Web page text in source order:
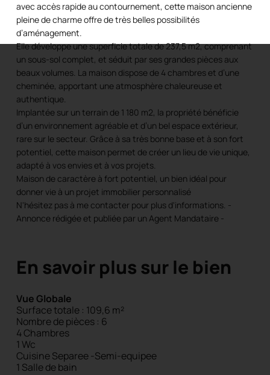
avec accès rapide au contournement, cette maison ancienne
pleine de charme offre de très belles possibilités
d’aménagement.
Elle développe une superficie totale de 237,5 m2, comprenant
un sous-sol complet, et séduit par ses grandes pièces aux
beaux volumes. La maison dispose de 4 chambres et d’une
cheminée, apportant une atmosphère chaleureuse et
authentique.
Implantée sur un terrain de 1 180 m2, la propriété bénéficie
d’un environnement agréable et d’un bel espace extérieur,
rare sur le secteur. Grâce à sa très bonne base et à son fort
potentiel, cette maison permet de créer un lieu de vie unique,
adapté à vos envies et à vos projets.
Maison de caractère à fort potentiel, un bien idéal pour
donner vie à un projet immobilier personnalisé
N'hésitez pas à me contacter pour plus d'informations. -
Annonce rédigée et publiée par un Agent Mandataire -
En savoir plus sur le bien
Vue Globale
Surface totale : 109,6 m²
Nombre de pièces : 6
4 Chambres
1 Wc
Cuisine Separee -Semi-equipee
1 Salle de bain